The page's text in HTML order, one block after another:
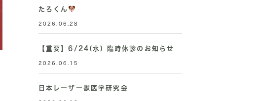
たろくん
2026.06.28
【重要】6/24(水) 臨時休診のお知らせ
2026.06.15
日本レーザー獣医学研究会